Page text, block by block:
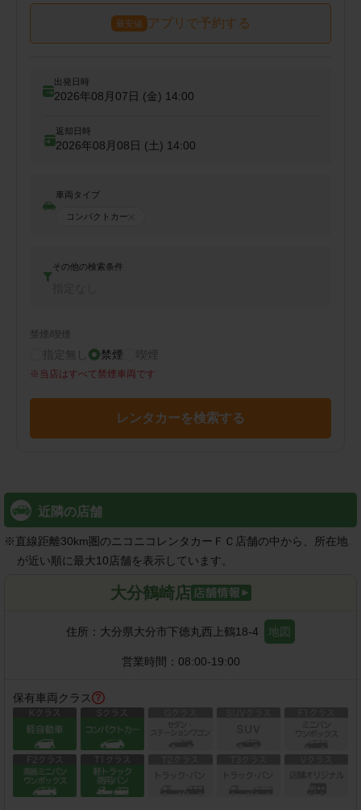
最安値 アプリで予約する
出発日時
2026年08月07日 (金) 14:00
返却日時
2026年08月08日 (土) 14:00
車両タイプ
コンパクトカー
その他の検索条件
禁煙/喫煙
指定無し 禁煙 喫煙
※ 当店はすべて禁煙車両です
レンタカーを検索する
近隣の店舗
※直線距離30km圏のニコニコレンタカーＦＣ店舗の中から、所在地
が近い順に最大10店舗を表示しています。
大分鶴崎店
住所： 大分県大分市下徳丸西上鶴18-4 地図
営業時間： 08:00-19:00
保有車両クラス